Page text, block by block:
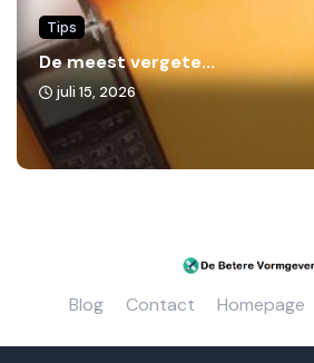
Tips
De meest vergete...
juli 15, 2026
Blog Contact Homepage